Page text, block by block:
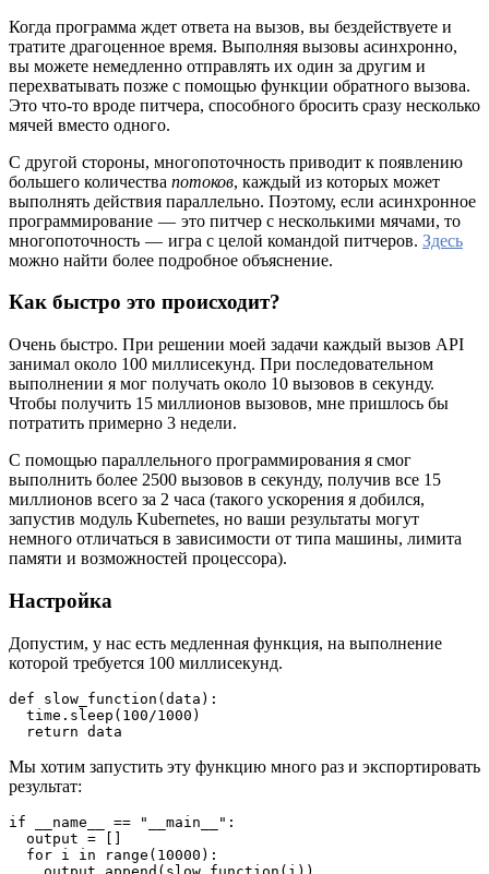
Когда программа ждет ответа на вызов, вы бездействуете и
тратите драгоценное время. Выполняя вызовы асинхронно,
вы можете немедленно отправлять их один за другим и
перехватывать позже с помощью функции обратного вызова.
Это что-то вроде питчера, способного бросить сразу несколько
мячей вместо одного.
С другой стороны, многопоточность приводит к появлению
большего количества потоков, каждый из которых может
выполнять действия параллельно. Поэтому, если асинхронное
программирование — это питчер с несколькими мячами, то
многопоточность — игра с целой командой питчеров. Здесь
можно найти более подробное объяснение.
Как быстро это происходит?
Очень быстро. При решении моей задачи каждый вызов API
занимал около 100 миллисекунд. При последовательном
выполнении я мог получать около 10 вызовов в секунду.
Чтобы получить 15 миллионов вызовов, мне пришлось бы
потратить примерно 3 недели.
С помощью параллельного программирования я смог
выполнить более 2500 вызовов в секунду, получив все 15
миллионов всего за 2 часа (такого ускорения я добился,
запустив модуль Kubernetes, но ваши результаты могут
немного отличаться в зависимости от типа машины, лимита
памяти и возможностей процессора).
Настройка
Допустим, у нас есть медленная функция, на выполнение
которой требуется 100 миллисекунд.
def slow_function(data):
  return data
Мы хотим запустить эту функцию много раз и экспортировать
результат:
if __name__ == "__main__":